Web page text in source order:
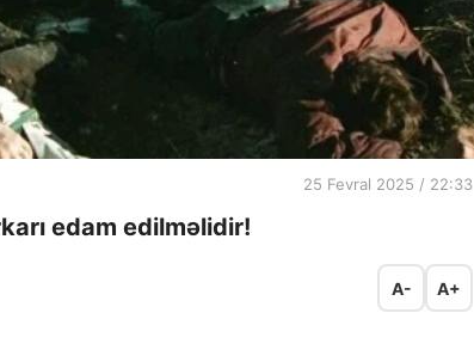
25 Fevral 2025 / 22:33
edam edilməlidir!
A- A+